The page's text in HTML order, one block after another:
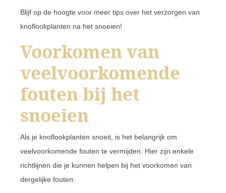
Blijf op de hoogte voor meer tips over het verzorgen van
knoflookplanten na het snoeien!
Voorkomen van
veelvoorkomende
fouten bij het
snoeien
Als je knoflookplanten snoeit, is het belangrijk om
veelvoorkomende fouten te vermijden. Hier zijn enkele
richtlijnen die je kunnen helpen bij het voorkomen van
dergelijke fouten: